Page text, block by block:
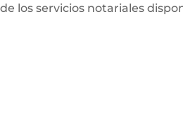
los servicios notariales